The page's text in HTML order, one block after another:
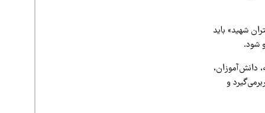
شهید» باید
شود.
دانش‌آموزان،
و